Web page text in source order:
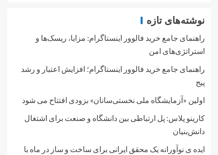
نوشته‌های تازه
راهنمای جامع خرید فالوور اینستاگرام: مزایا، ریسک‌ها و
استراتژی‌های امن
راهنمای جامع خرید فالوور اینستاگرام؛ افزایش اعتبار و رشد
پیج
اولین «آزمایشگاه ملی نخستی‌سانان» بزودی افتتاح می شود
کارینو پلاس: پل ارتباطی بین دانشگاه و صنعت برای اشتغال
دانش‌بنیان
ایده ی نوآورانه یک محقق ایرانی برای ساخت و ساز در ماه با